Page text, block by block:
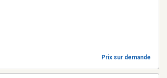
Prix sur demande